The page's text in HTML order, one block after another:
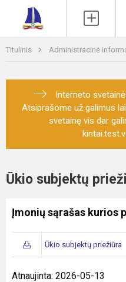
Titulinis Administracinė
Interneto
Atsiprašome už galimus
svetainę vis dar
Ūkio subjektų
Įmonių sąrašas kurios
Ūkio subjektų priežiūra
Atnaujinta: 2026-05-13